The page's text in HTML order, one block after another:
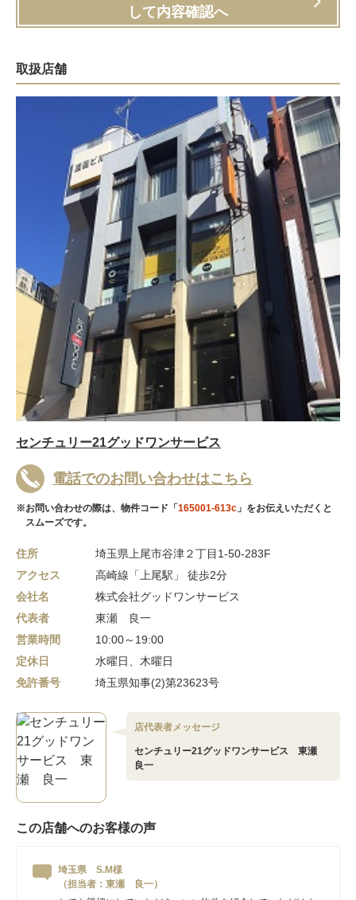
して内容確認へ
取扱店舗
センチュリー21グッドワンサービス
電話でのお問い合わせはこちら
※お問い合わせの際は、物件コード「165001-613c 」をお伝えいただくと
スムーズです。
住所
埼玉県上尾市谷津２丁目1-50-283F
アクセス
高崎線「上尾駅」 徒歩2分
会社名
株式会社グッドワンサービス
代表者
東瀬 良一
営業時間
10:00～19:00
定休日
水曜日、木曜日
免許番号
埼玉県知事(2)第23623号
店代表者メッセージ
センチュリー21グッドワンサービス 東瀬
良一
この店舗へのお客様の声
埼玉県 S.M様
（担当者：東瀬 良一）